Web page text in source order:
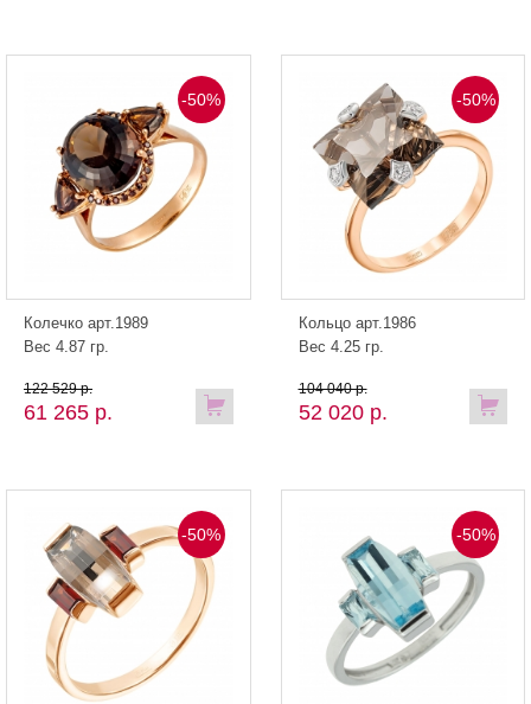
-50%
Колечко арт.1989
Вес 4.87 гр.
61 265 р.
122 529 р.
-50%
Кольцо арт.1986
Вес 4.25 гр.
52 020 р.
104 040 р.
-50% -50%